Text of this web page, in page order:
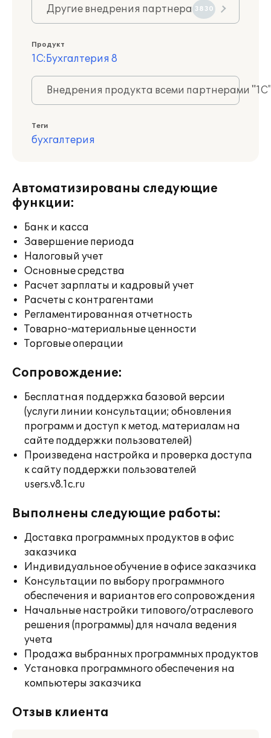
Другие внедрения партнера 3830
Продукт
1С:Бухгалтерия 8
Внедрения продукта всеми партнерами
Теги
бухгалтерия
Автоматизированы следующие
функции:
Банк и касса
Завершение периода
Налоговый учет
Основные средства
Расчет зарплаты и кадровый учет
Расчеты с контрагентами
Регламентированная отчетность
Товарно-материальные ценности
Торговые операции
Сопровождение:
Бесплатная поддержка базовой версии
(услуги линии консультации; обновления
программ и доступ к метод. материалам на
сайте поддержки пользователей)
Произведена настройка и проверка доступа
к сайту поддержки пользователей
users.v8.1c.ru
Выполнены следующие работы:
Доставка программных продуктов в офис
заказчика
Индивидуальное обучение в офисе заказчика
Консультации по выбору программного
обеспечения и вариантов его сопровождения
Начальные настройки типового/отраслевого
решения (программы) для начала ведения
учета
Продажа выбранных программных продуктов
Установка программного обеспечения на
компьютеры заказчика
Отзыв клиента